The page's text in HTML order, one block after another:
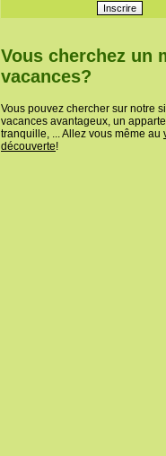
Vous cherchez un
vacances?
Vous pouvez chercher sur notre
vacances avantageux, un
tranquille, ... Allez vous même au
découverte!